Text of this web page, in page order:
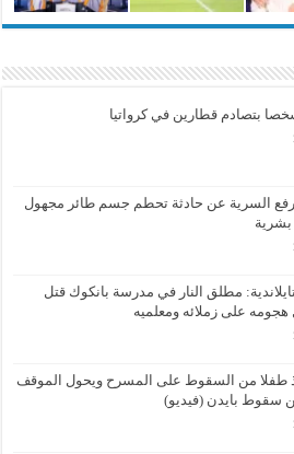
يرفع السرية عن حادثة تحطم جسم طائر مجهول
بشرية
مطلق النار في مدرسة بانكوك قتل
هجومه على زملائه ومعلميه
طفلا من السقوط على المسرح ويحول الموقف
سقوط بايدن (فيديو)